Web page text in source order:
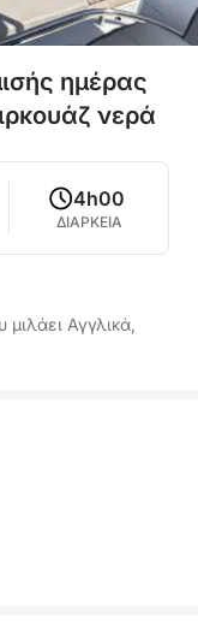
ημέρας
νερά
4h00
ΔΙΑΡΚΕΙΑ
Αγγλικά,